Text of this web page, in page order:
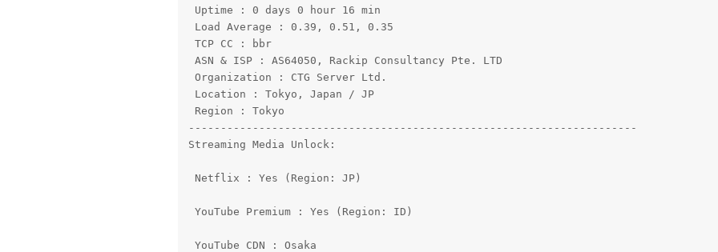
Uptime : 0 days 0 hour 16 min
Load Average : 0.39, 0.51, 0.35
TCP CC : bbr
ASN & ISP : AS64050, Rackip Consultancy Pte. LTD
Organization : CTG Server Ltd.
Location : Tokyo, Japan / JP
Region : Tokyo
----------------------------------------------------------------------
Streaming Media Unlock:
Netflix : Yes (Region: JP)
YouTube Premium : Yes (Region: ID)
YouTube CDN : Osaka